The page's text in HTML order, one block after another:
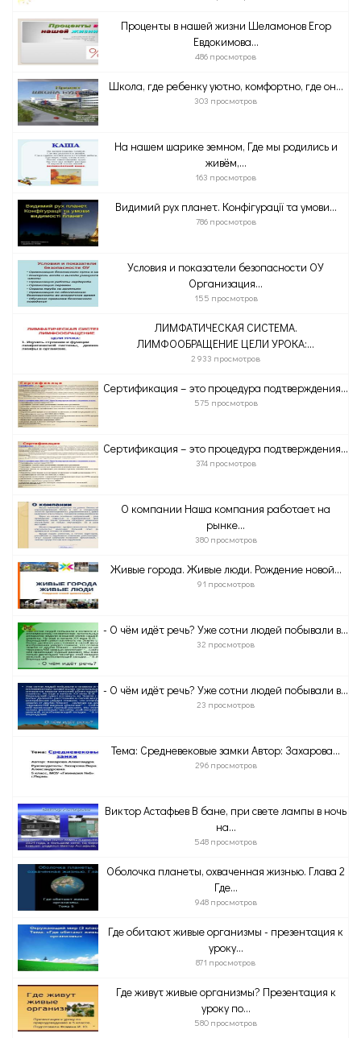
Проценты в нашей жизни Шеламонов Егор
Евдокимова...
486 просмотров
Школа, где ребенку уютно, комфортно, где он...
303 просмотров
На нашем шарике земном, Где мы родились и
живём,...
163 просмотров
Видимий рух планет. Конфігурації та умови...
786 просмотров
Условия и показатели безопасности ОУ
Организация...
155 просмотров
ЛИМФАТИЧЕСКАЯ СИСТЕМА.
ЛИМФООБРАЩЕНИЕ ЦЕЛИ УРОКА:...
2 933 просмотров
Сертификация – это процедура подтверждения...
575 просмотров
Сертификация – это процедура подтверждения...
374 просмотров
О компании Наша компания работает на
рынке...
380 просмотров
Живые города. Живые люди. Рождение новой...
91 просмотров
- О чём идёт речь? Уже сотни людей побывали в...
32 просмотров
- О чём идёт речь? Уже сотни людей побывали в...
23 просмотров
Тема: Средневековые замки Автор: Захарова...
296 просмотров
Виктор Астафьев В бане, при свете лампы в ночь
на...
548 просмотров
Оболочка планеты, охваченная жизнью. Глава 2
Где...
948 просмотров
Где обитают живые организмы - презентация к
уроку...
871 просмотров
Где живут живые организмы? Презентация к
уроку по...
580 просмотров